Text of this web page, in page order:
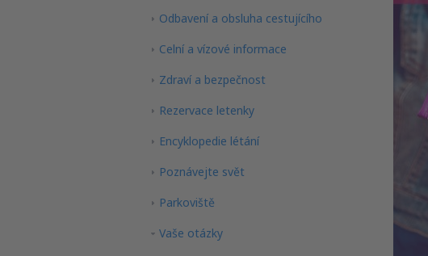
Odbavení a obsluha cestujícího
Celní a vízové informace
Zdraví a bezpečnost
Rezervace letenky
Encyklopedie létání
Poznávejte svět
Parkoviště
Vaše otázky